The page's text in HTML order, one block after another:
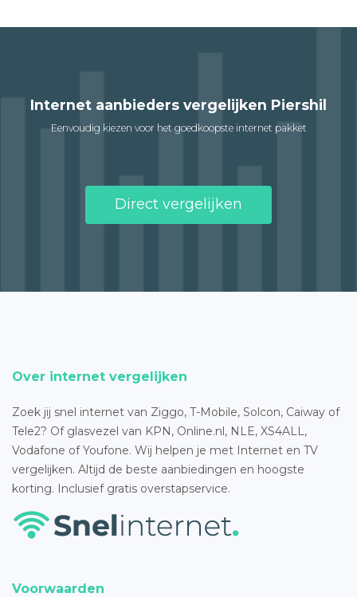
Internet aanbieders vergelijken Piershil
Eenvoudig kiezen voor het goedkoopste internet pakket
Direct vergelijken
Over internet vergelijken
Zoek jij snel internet van Ziggo, T-Mobile, Solcon, Caiway of
Tele2? Of glasvezel van KPN, Online.nl, NLE, XS4ALL,
Vodafone of Youfone. Wij helpen je met Internet en TV
vergelijken. Altijd de beste aanbiedingen en hoogste
korting. Inclusief gratis overstapservice.
Voorwaarden